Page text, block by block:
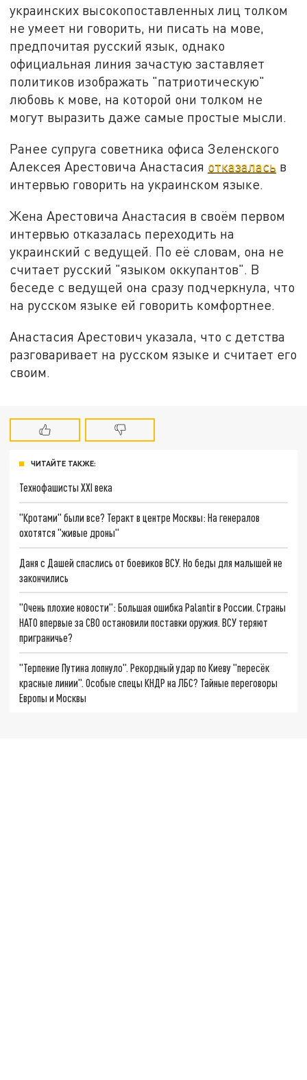
украинских высокопоставленных лиц толком
не умеет ни говорить, ни писать на мове,
предпочитая русский язык, однако
официальная линия зачастую заставляет
политиков изображать "патриотическую"
любовь к мове, на которой они толком не
могут выразить даже самые простые мысли.
Ранее супруга советника офиса Зеленского
Алексея Арестовича Анастасия отказалась в
интервью говорить на украинском языке.
Жена Арестовича Анастасия в своём первом
интервью отказалась переходить на
украинский с ведущей. По её словам, она не
считает русский "языком оккупантов". В
беседе с ведущей она сразу подчеркнула, что
на русском языке ей говорить комфортнее.
Анастасия Арестович указала, что с детства
разговаривает на русском языке и считает его
своим.
ЧИТАЙТЕ ТАКЖЕ:
Технофашисты XXI века
"Кротами" были все? Теракт в центре Москвы: На генералов
охотятся "живые дроны"
Даня с Дашей спаслись от боевиков ВСУ. Но беды для малышей не
закончились
"Очень плохие новости": Большая ошибка Palantir в России. Страны
НАТО впервые за СВО остановили поставки оружия. ВСУ теряют
приграничье?
"Терпение Путина лопнуло". Рекордный удар по Киеву "пересёк
красные линии". Особые спецы КНДР на ЛБС? Тайные переговоры
Европы и Москвы